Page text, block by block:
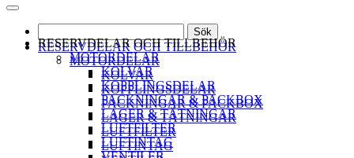
Sök
RESERVDELAR OCH TILLBEHÖR
MOTORDELAR
KOLVAR
KOPPLINGSDELAR
PACKNINGAR & PACKBOX
LAGER & TÄTNINGAR
LUFTFILTER
LUFTINTAG
RESERVDELAR OCH TILLBEHÖR
MOTORDELAR
KOLVAR
KOPPLINGSDELAR
PACKNINGAR & PACKBOX
LAGER & TÄTNINGAR
LUFTFILTER
LUFTINTAG